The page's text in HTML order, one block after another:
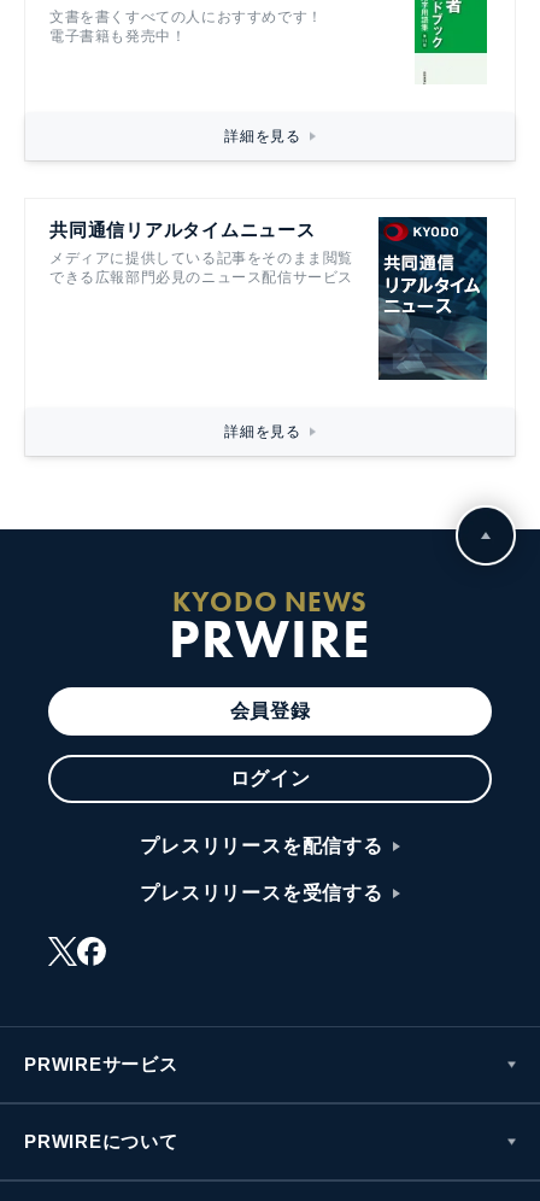
文書を書くすべての人におすすめです！
電子書籍も発売中！
詳細を見る
共同通信リアルタイムニュース
メディアに提供している記事をそのまま閲覧
できる広報部門必見のニュース配信サービス
詳細を見る
KYODO NEWS
PRWIRE
会員登録
ログイン
プレスリリースを配信する
プレスリリースを受信する
PRWIREサービス
PRWIREについて